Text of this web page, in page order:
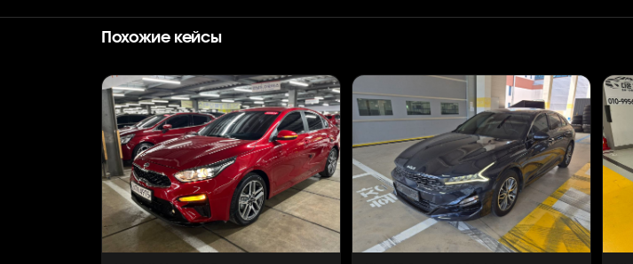
Похожие кейсы